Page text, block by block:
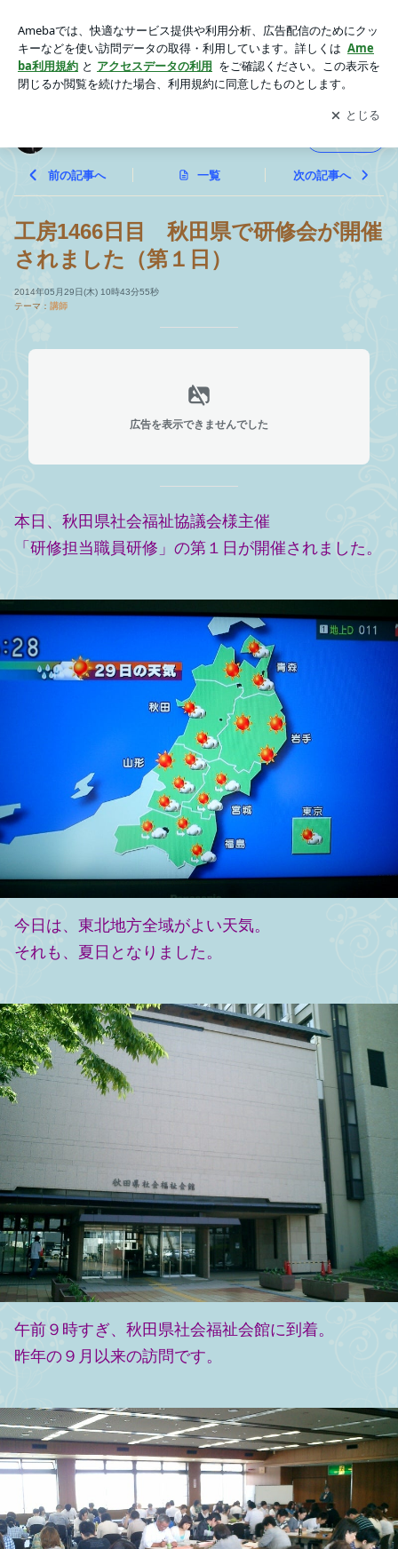
研修企画工房すくすく日記
アプリをダウンロードして ブログの更新通知
を受け取りまし
ょう。
開く
前の記事へ 一覧 次の記事へ
工房1466日目 秋田県で研修会が開催
されました（第１日）
2014年05月29日(木) 10時43分55秒
テーマ： 講師
広告を表示できませんでした
本日、秋田県社会福祉協議会様主催
「研修担当職員研修」の第１日が開催されました。
今日は、東北地方全域がよい天気。
それも、夏日となりました。
午前９時すぎ、秋田県社会福祉会館に到着。
昨年の９月以来の訪問です。